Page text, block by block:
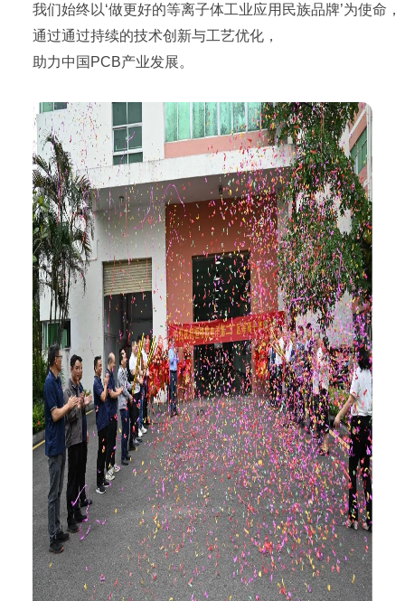
我们始终以‘做更好的等离子体工业应用民族品牌’为使命，
通过通过持续的技术创新与工艺优化，
助力中国PCB产业发展。